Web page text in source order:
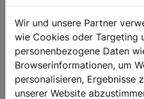
Wir und unsere Partner
wie Cookies oder Targeting
personenbezogene Daten
Browserinformationen, um
personalisieren, Ergebnisse
unserer Website
Konto
Vertrag widerrufen
Ihre gesetzlichen